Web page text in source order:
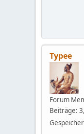
Typee
Forum
Beiträge: